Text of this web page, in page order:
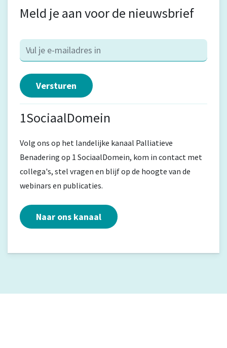
Meld je aan voor de nieuwsbrief
1SociaalDomein
Volg ons op het landelijke kanaal Palliatieve
Benadering op 1 SociaalDomein, kom in contact met
collega's, stel vragen en blijf op de hoogte van de
webinars en publicaties.
Naar ons kanaal